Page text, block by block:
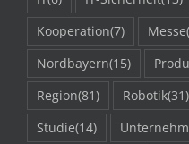
Kooperation(7) Messe
Nordbayern(15)
Region(81) Robotik(31)
Studie(14)